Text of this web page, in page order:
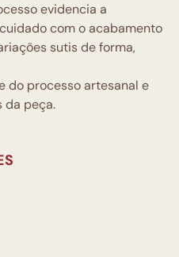
evidencia a
com o acabamento
sutis de forma,
do processo artesanal e
da peça.